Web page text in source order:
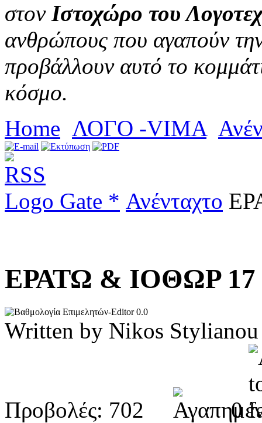
στον Ιστοχώρο του
ανθρώπους που αγαπούν
προβάλλουν αυτό το
κόσμο.
Home ΛΟΓΟ -VIMA
Logo Gate * Ανένταχτο
ΕΡΑΤΩ & ΙΟΘΩΡ 17
0.0
Written by Nikos
Προβολές: 702 0